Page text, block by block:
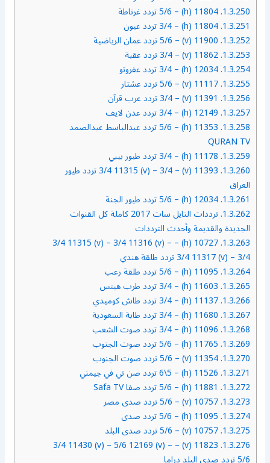
1.3.250. 11804 (h) – 5/6 تردد غرناطة
1.3.251. 11804 (h) – 3/4 تردد عيون
1.3.252.
1.3.253. 11862 (v) – 3/4 تردد عقبة
1.3.254. 12034 (h) – 3/4 تردد عفروتو
1.3.255. 11117 (v) – 5/6 تردد عشتار
1.3.256.
1.3.257.
1.3.258.
11353 (h) – 5/6 تردد عبدالباسط عبدالصمد
QURAN TV
1.3.259.
1.3.260.
11393 (v) – 3/4 11315 (v) – 3/4 تردد طيور
العراق
1.3.261. 12034 (h) – 5/6 تردد طيور الجنة
1.3.262.
ترددات النايل سات 2017 كاملة كل القنوات
الجديدة والقديمة وأحدث الترددات
1.3.263.
10727 (h) – 3/4 11315 (v) – 3/4 11316 (v) –
3/4 11317 (v) – 3/4 تردد طلقة هندي
1.3.264.
1.3.265.
1.3.266. 11137 (h) – 3/4 تردد طاش كوميدي
1.3.267.
1.3.268.
1.3.269.
1.3.270. 11354 (v) – 5/6 تردد صوت الجنوب
1.3.271.
1.3.272.
1.3.273. 10757 (v) – 5/6 تردد صدى مصر
1.3.274.
1.3.275. 10757 (v) – 5/6 تردد صدى البلد
1.3.276.
11823 (v) – 3/4 11430 (v) – 5/6 12169 (v) –